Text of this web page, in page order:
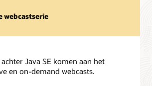
van Oracle Support
webcastserie
Java SE komen aan het
en on-demand webcasts.